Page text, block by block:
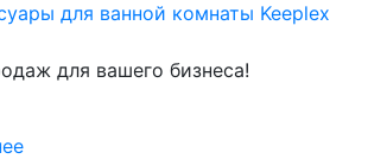
для ванной комнаты Keeplex
для вашего бизнеса!